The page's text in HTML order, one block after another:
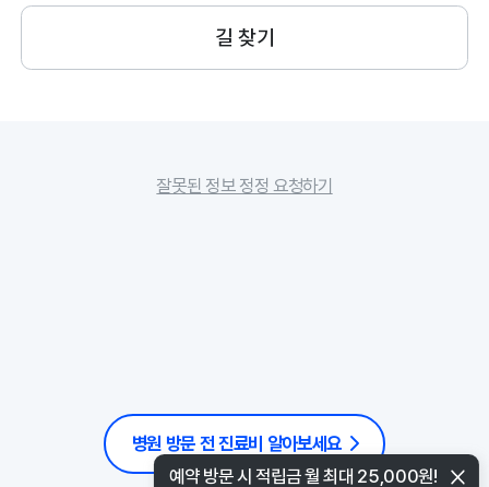
길 찾기
잘못된 정보 정정 요청하기
병원 방문 전 진료비 알아보세요
예약 방문 시 적립금 월 최대 25,000원!